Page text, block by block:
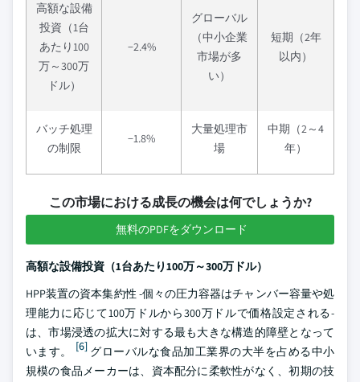
高額な設備
投資（1台
あたり100
万～300万
ドル）
−2.4%
グローバル
（中小企業
市場が多
い）
短期（2年
以内）
バッチ処理
の制限
−1.8%
大量処理市
場
中期（2～4
年）
この市場における成長の機会は何でしょうか?
無料のPDFをダウンロード
高額な設備投資（1台あたり100万～300万ドル）
HPP装置の資本集約性 -個々の圧力容器はチャンバー容量や処
理能力に応じて100万ドルから300万ドルで価格設定される-
は、市場浸透の拡大に対する最も大きな構造的障壁となって
います。
[6]グローバルな食品加工業界の大半を占める中小
規模の食品メーカーは、資本配分に柔軟性がなく、初期の技